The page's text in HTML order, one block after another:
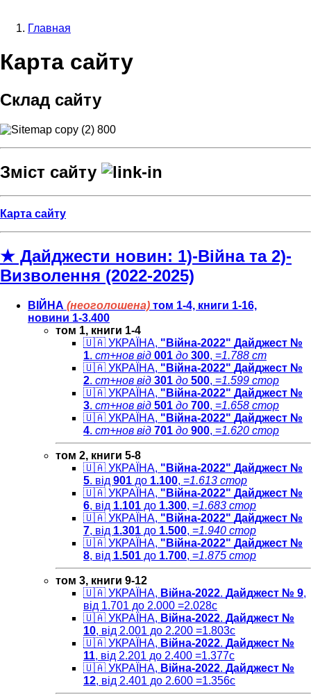
навигации
Главная
Карта сайту
Склад сайту
Зміст сайту
Карта сайту
★ Дайджести новин: 1)-Війна та 2)-
Визволення (2022-2025)
ВІЙНА (неоголошена) том 1-4, книги 1-16,
новини 1-3.400
том 1, книги 1-4
🇺🇦 УКРАЇНА, "Війна-2022" Дайджест №
1. ст+нов від 001 до 300, =1.788 ст
🇺🇦 УКРАЇНА, "Війна-2022" Дайджест №
2. ст+нов від 301 до 500, =1.599 стор
🇺🇦 УКРАЇНА, "Війна-2022" Дайджест №
3. ст+нов від 501 до 700, =1.658 стор
🇺🇦 УКРАЇНА, "Війна-2022" Дайджест №
4. ст+нов від 701 до 900, =1.620 стор
том 2, книги 5-8
🇺🇦 УКРАЇНА, "Війна-2022" Дайджест №
5. від 901 до 1.100, =1.613 cтор
🇺🇦 УКРАЇНА, "Війна-2022" Дайджест №
6, від 1.101 до 1.300, =1.683 cтор
🇺🇦 УКРАЇНА, "Війна-2022" Дайджест №
7, від 1.301 до 1.500, =1.940 cтор
🇺🇦 УКРАЇНА, "Війна-2022" Дайджест №
8, від 1.501 до 1.700, =1.875 cтор
том 3, книги 9-12
🇺🇦 УКРАЇНА, Війна-2022. Дайджест № 9,
від 1.701 до 2.000 =2.028c
🇺🇦 УКРАЇНА, Війна-2022. Дайджест №
10, від 2.001 до 2.200 =1.803c
🇺🇦 УКРАЇНА, Війна-2022. Дайджест №
11, від 2.201 до 2.400 =1.377c
🇺🇦 УКРАЇНА, Війна-2022. Дайджест №
12, від 2.401 до 2.600 =1.356c